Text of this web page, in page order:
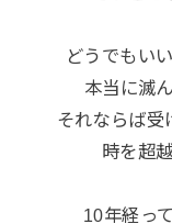
どうでもい
本当に滅
それならば受
時を超
10年経っ